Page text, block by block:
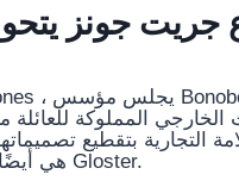
جريت جونز
المملوكة للعائلة
التجارية بتقطيع
الطاولة النهائية خلف Dunn هي أيضًا من Gloster.